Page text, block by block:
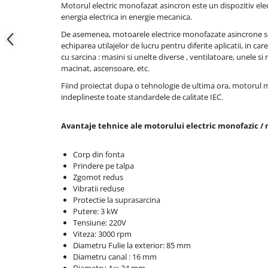
Hote bucatarie
Hota tavan
Hote cupolare
Hote incorporabile
Hote telescopice
Masini de Spalat Rufe & Uscatoare
Accesorii masini de spalat &
Masini automate de spalat rufe
Masini de spalat rufe cu uscator
Masini de spalat rufe verticale
Uscatoare de rufe
Masini de spalat vase
Motorul electric monofazat asincron este un dispozitiv
energia electrica in energie mecanica.
De asemenea, motoarele electrice monofazate asincrone
echiparea utilajelor de lucru pentru diferite aplicatii, in
cu sarcina : masini si unelte diverse , ventilatoare, unele
macinat, ascensoare, etc.
Fiind proiectat dupa o tehnologie de ultima ora, motorul
indeplineste toate standardele de calitate IEC.
Avantaje tehnice ale motorului electric monofazic /
Corp din fonta
Prindere pe talpa
Zgomot redus
Vibratii reduse
Protectie la suprasarcina
Putere: 3 kW
Tensiune: 220V
Viteza: 3000 rpm
Diametru Fulie la exterior: 85 mm
Diametru canal : 16 mm